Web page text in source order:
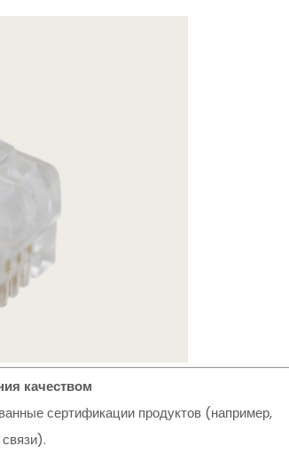
качеством
сертификации продуктов (например,